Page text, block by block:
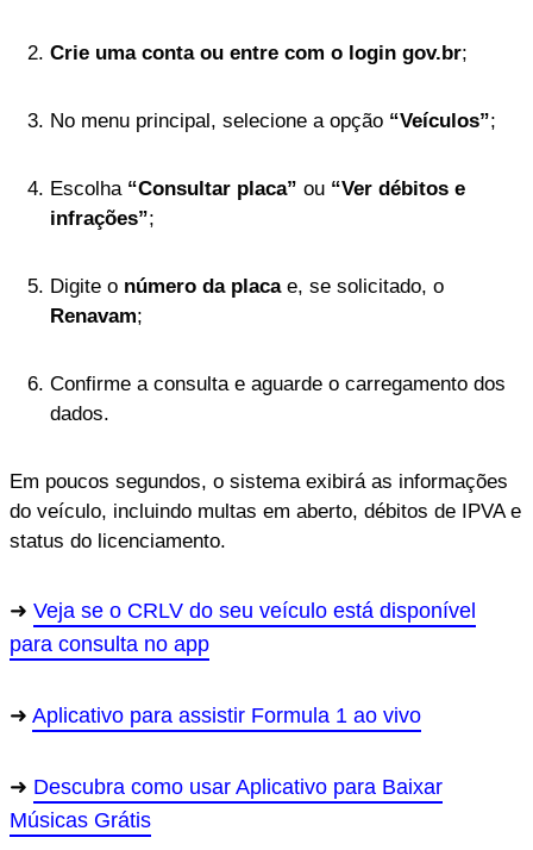
Crie uma conta ou entre com o login gov.br;
No menu principal, selecione a opção “Veículos”;
Escolha “Consultar placa” ou “Ver débitos e
infrações”;
Digite o número da placae, se solicitado, o
Renavam;
Confirme a consulta e aguarde o carregamento dos
dados.
Em poucos segundos, o sistema exibirá as informações
do veículo, incluindo multas em aberto, débitos de IPVA e
status do licenciamento.
Veja se o CRLV do seu veículo está disponível
para consulta no app
Aplicativo para assistir Formula 1 ao vivo
Descubra como usar Aplicativo para Baixar
Músicas Grátis